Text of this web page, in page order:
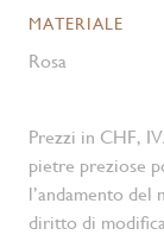
MATERIALE
Rosa
Prezzi in CHF,
pietre preziose
l’andamento del
diritto di